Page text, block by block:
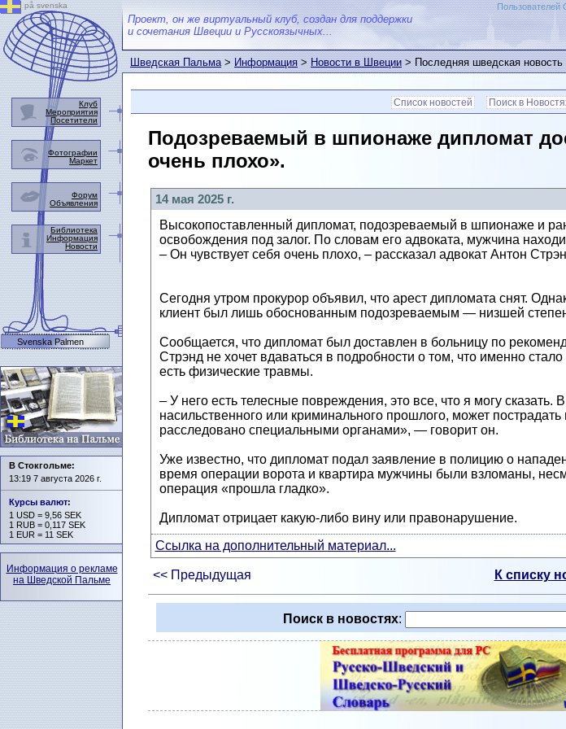
Проект, он же виртуальный клуб, создан для поддержки
и сочетания Швеции и Русскоязычных...
Пользователей
Шведская Пальма>Информация>Новости в Швеции> Последняя шведская новость
Список новостей Поиск в
Подозреваемый в шпионаже дипломат
очень плохо».
14 мая 2025 г.
Высокопоставленный дипломат, подозреваемый в шпионаже и
освобождения под залог. По словам его адвоката, мужчина
– Он чувствует себя очень плохо, – рассказал адвокат Антон
Сегодня утром прокурор объявил, что арест дипломата снят.
клиент был лишь обоснованным подозреваемым — низшей
Сообщается, что дипломат был доставлен в больницу по
Стрэнд не хочет вдаваться в подробности о том, что именно
есть физические травмы.
– У него есть телесные повреждения, это все, что я могу сказать.
насильственного или криминального прошлого, может
расследовано специальными органами», — говорит он.
Уже известно, что дипломат подал заявление в полицию о
время операции ворота и квартира мужчины были взломаны,
операция «прошла гладко».
Дипломат отрицает какую-либо вину или правонарушение.
Ссылка на дополнительный материал...
<< Предыдущая К списку
Поиск в новостях:
på svenska
Клуб
Мероприятия
Посетители
Фотографии
Маркет
Форум
Объявления
Библиотека
Информация
Новости
Svenska Palmen
В Стокгольме:
13:19 7 августа 2026 г.
Курсы валют:
1 USD = 9,56 SEK
1 RUB = 0,117 SEK
1 EUR = 11 SEK
Информация о рекламе
на Шведской Пальме